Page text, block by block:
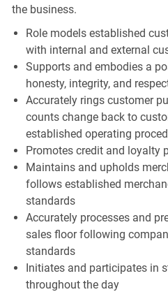
the business.
Role models established
with internal and external
Supports and embodies a
honesty, integrity, and
Accurately rings customer
counts change back to
established operating
Promotes credit and loyalty
Maintains and upholds
follows established
standards
Accurately processes and
sales floor following
standards
Initiates and participates in
throughout the day